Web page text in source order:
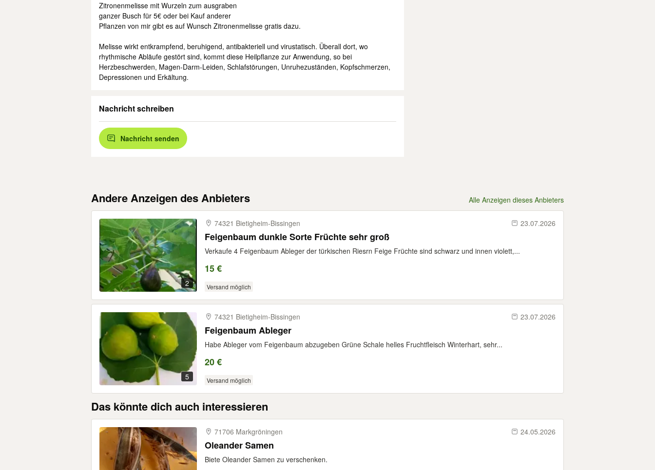
Zitronenmelisse mit Wurzeln zum ausgraben
ganzer Busch für 5€ oder bei Kauf anderer
Pflanzen von mir gibt es auf Wunsch Zitronenmelisse gratis dazu.
Melisse wirkt entkrampfend, beruhigend, antibakteriell und virustatisch. Überall dort, wo
rhythmische Abläufe gestört sind, kommt diese Heilpflanze zur Anwendung, so bei
Herzbeschwerden, Magen-Darm-Leiden, Schlafstörungen, Unruhezuständen, Kopfschmerzen,
Depressionen und Erkältung.
Nachricht schreiben
Nachricht senden
Andere Anzeigen des Anbieters Alle Anzeigen dieses Anbieters
2
74321 Bietigheim-​Bissingen 23.07.2026
Feigenbaum dunkle Sorte Früchte sehr groß
Verkaufe 4 Feigenbaum Ableger der türkischen Riesrn Feige Früchte sind schwarz und innen violett,...
15 €
Versand möglich
5
74321 Bietigheim-​Bissingen 23.07.2026
Feigenbaum Ableger
Habe Ableger vom Feigenbaum abzugeben Grüne Schale helles Fruchtfleisch Winterhart, sehr...
20 €
Versand möglich
Das könnte dich auch interessieren
71706 Markgröningen 24.05.2026
Oleander Samen
Biete Oleander Samen zu verschenken.